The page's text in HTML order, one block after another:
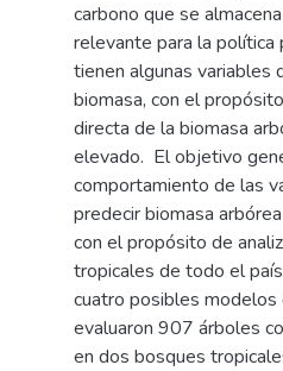
carbono que se
relevante para la política
tienen algunas variables
biomasa, con el
directa de la biomasa
elevado. El objetivo
comportamiento de las
predecir biomasa
con el propósito de
tropicales de todo el
cuatro posibles modelos
evaluaron 907 árboles
en dos bosques